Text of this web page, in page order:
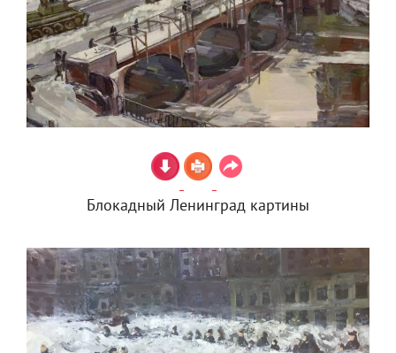
Блокадный Ленинград картины